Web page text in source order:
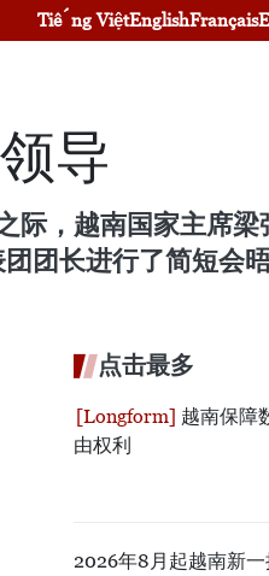
Tiếng ViệtEnglishFrançais
导
际，越南国家主席
团长进行了简短会晤
点击最多
越南保障
由权利
2026年8月起越南新